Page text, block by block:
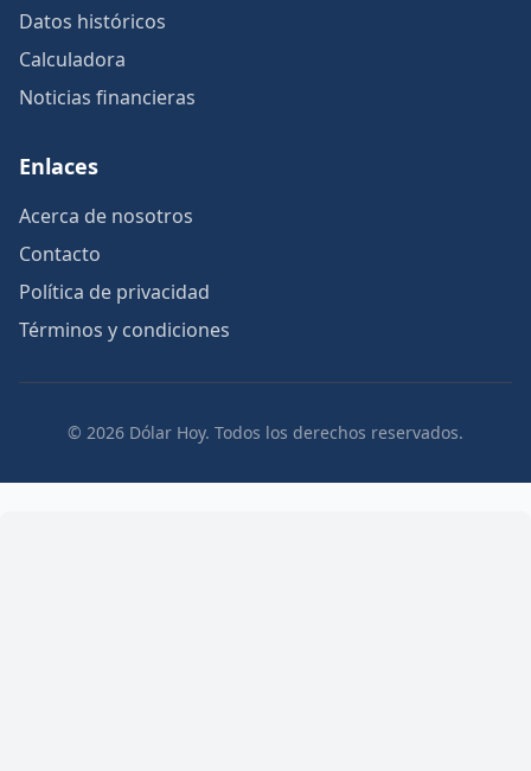
Datos históricos
Calculadora
Noticias financieras
Enlaces
Acerca de nosotros
Contacto
Política de privacidad
Términos y condiciones
© 2026 Dólar Hoy. Todos los derechos reservados.